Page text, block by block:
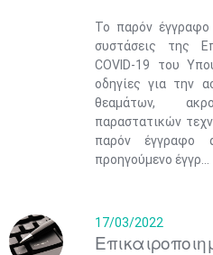
Το παρόν έγγραφο
συστάσεις της
COVID-19 του
οδηγίες για την
θεαμάτων,
παραστατικών
παρόν έγγραφο
προηγούμενο έγγρ...
17/03/2022